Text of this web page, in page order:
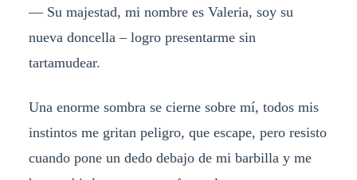
— Su majestad, mi nombre es Valeria, soy su
nueva doncella – logro presentarme sin
tartamudear.
Una enorme sombra se cierne sobre mí, todos mis
instintos me gritan peligro, que escape, pero resisto
cuando pone un dedo debajo de mi barbilla y me